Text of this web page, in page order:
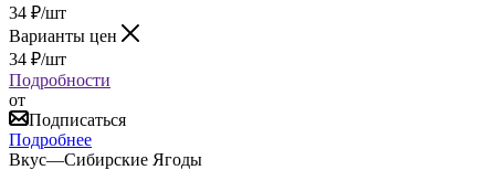
34 ₽/шт
Варианты цен
34 ₽/шт
Подробности
от
Подписаться
Подробнее
Вкус—Сибирские Ягоды